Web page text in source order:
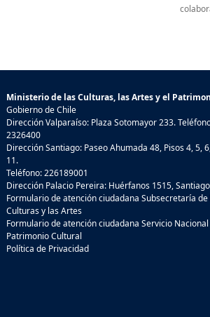
Ministerio de las Culturas, las Artes y el
Gobierno de Chile
Dirección Valparaíso: Plaza Sotomayor 233.
2326400
Dirección Santiago: Paseo Ahumada 48, Pisos 4, 5,
11.
Teléfono: 226189001
Dirección Palacio Pereira: Huérfanos 1515,
Formulario de atención ciudadana Subsecretaría de
Culturas y las Artes
Formulario de atención ciudadana Servicio Nacional
Patrimonio Cultural
Política de Privacidad